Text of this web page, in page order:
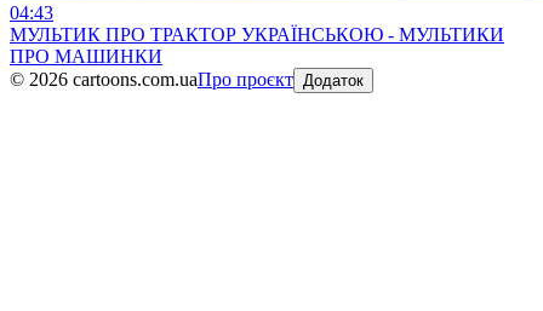
04:43
МУЛЬТИК ПРО ТРАКТОР УКРАЇНСЬКОЮ - МУЛЬТИКИ
ПРО МАШИНКИ
© 2026 cartoons.com.uaПро проєкт Додаток